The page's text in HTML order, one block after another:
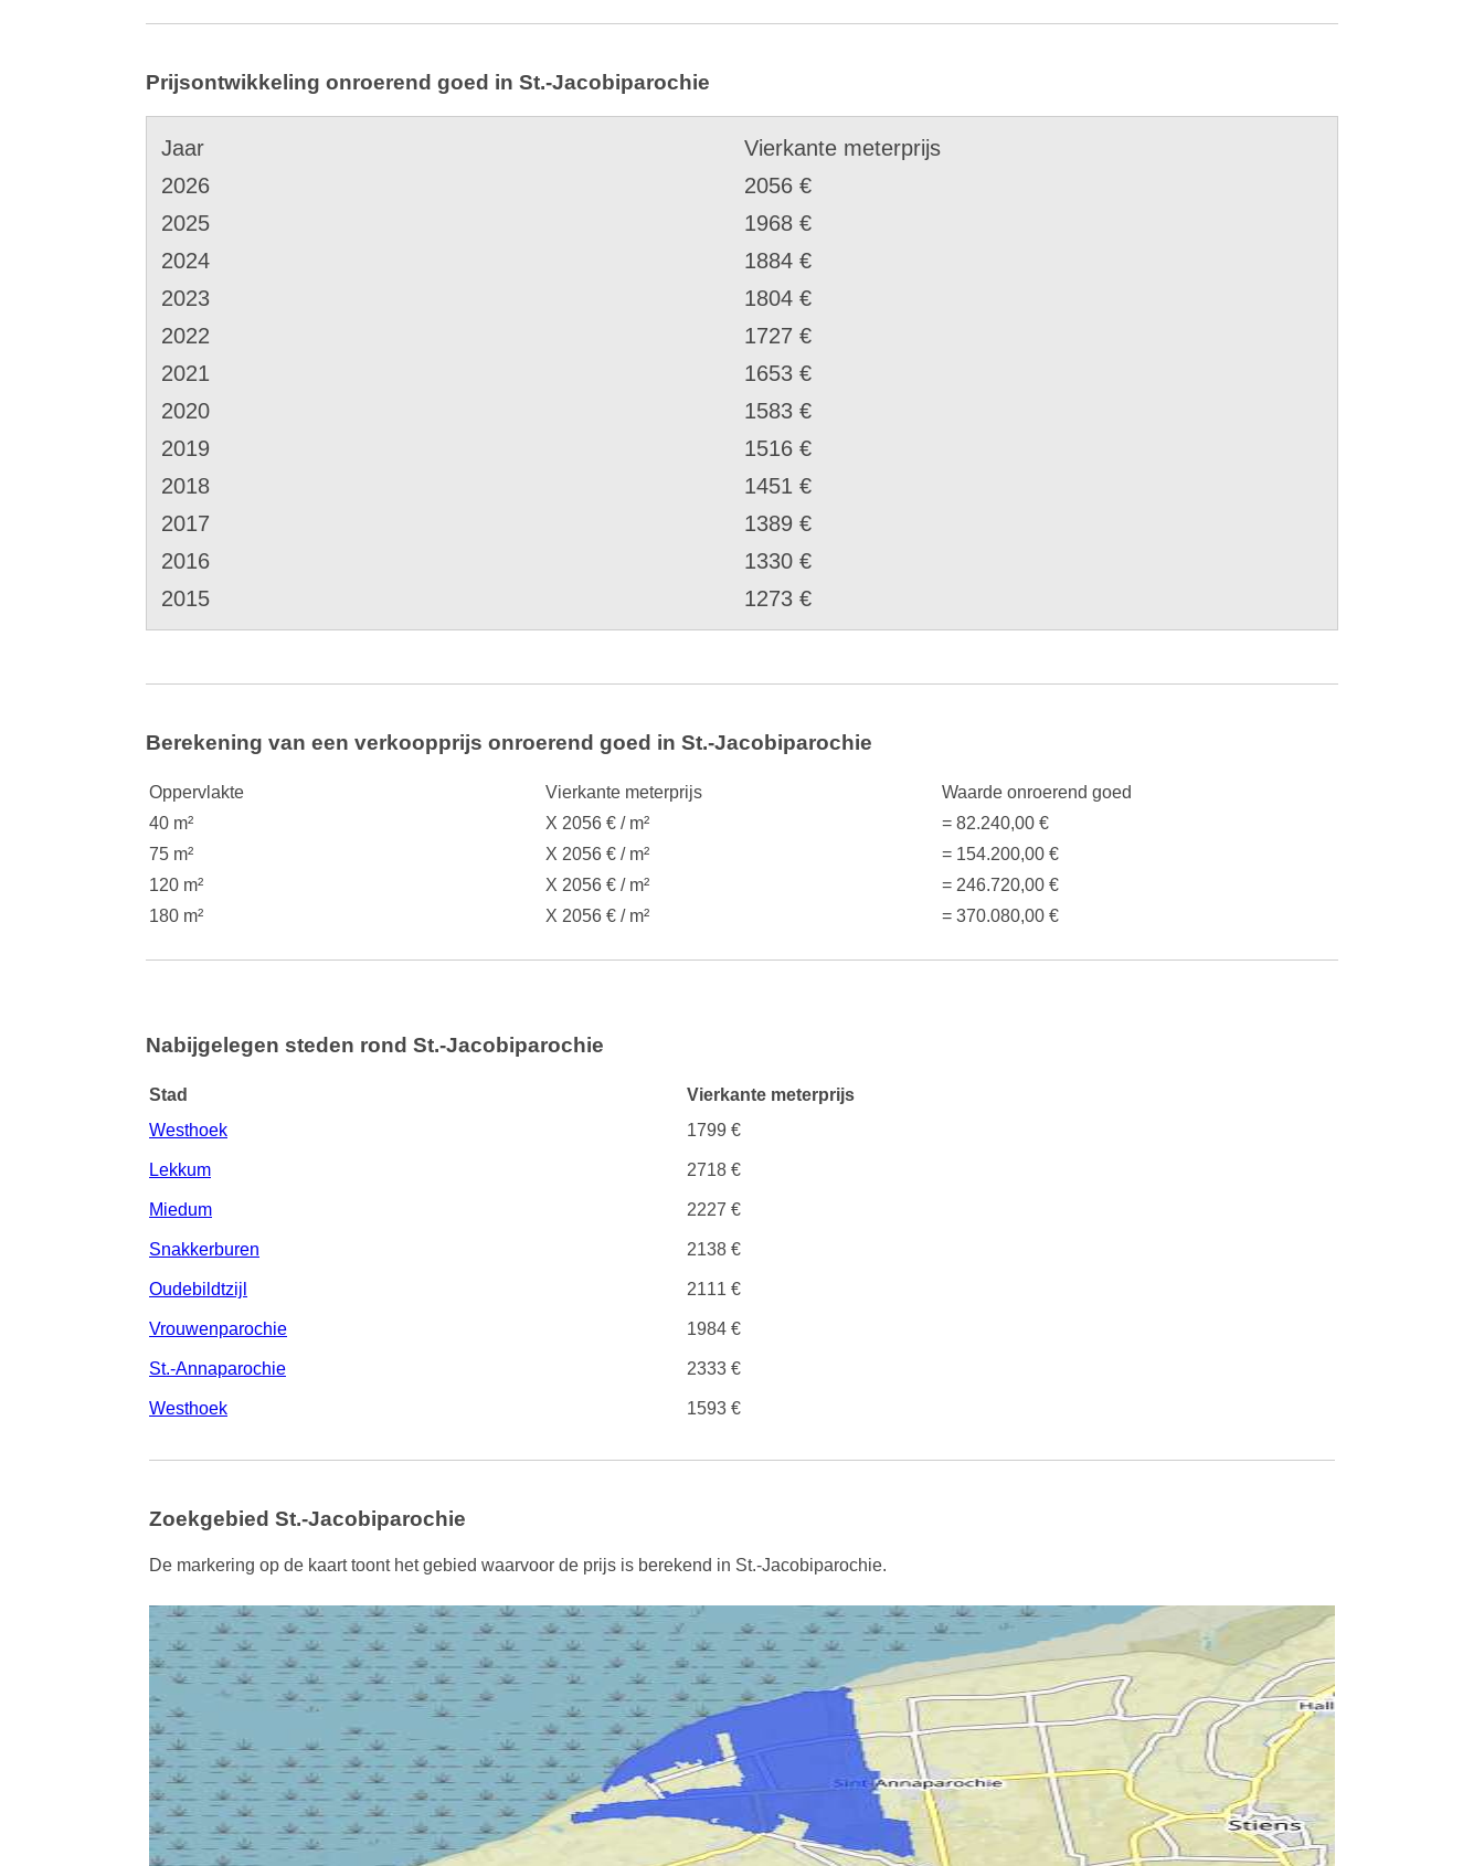
Prijsontwikkeling onroerend goed in St.-Jacobiparochie
Jaar
Vierkante meterprijs
2026
2056 €
2025
1968 €
2024
1884 €
2023
1804 €
2022
1727 €
2021
1653 €
2020
1583 €
2019
1516 €
2018
1451 €
2017
1389 €
2016
1330 €
2015
1273 €
Berekening van een verkoopprijs onroerend goed in St.-Jacobiparochie
Oppervlakte Vierkante meterprijs
Waarde onroerend goed
40 m²
X 2056 € / m²
= 82.240,00 €
75 m²
X 2056 € / m²
= 154.200,00 €
120 m²
X 2056 € / m²
= 246.720,00 €
180 m²
X 2056 € / m² = 370.080,00 €
Nabijgelegen steden rond St.-Jacobiparochie
Stad
Vierkante meterprijs
Westhoek
1799 €
Lekkum 2718 €
Miedum 2227 €
Snakkerburen 2138 €
Oudebildtzijl 2111 €
Vrouwenparochie 1984 €
St.-Annaparochie 2333 €
Westhoek 1593 €
Zoekgebied St.-Jacobiparochie
De markering op de kaart toont het gebied waarvoor de prijs is berekend in St.-Jacobiparochie.